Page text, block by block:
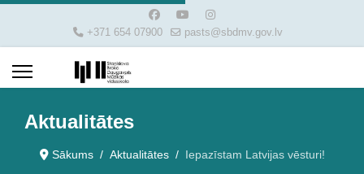
+371 654 07900 pasts@sbdmv.gov.lv
Aktualitātes
Sākums Aktualitātes Iepazīstam Latvijas vēsturi!